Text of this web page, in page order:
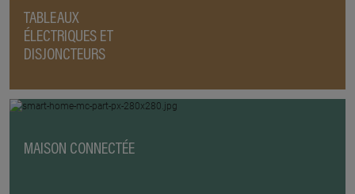
TABLEAUX
ÉLECTRIQUES ET
DISJONCTEURS
MAISON CONNECTÉE